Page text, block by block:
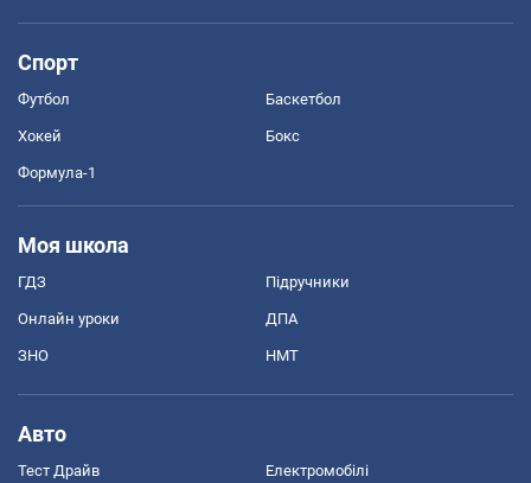
Спорт
Футбол Баскетбол
Хокей Бокс
Формула-1
Моя школа
ГДЗ Підручники
Онлайн уроки ДПА
ЗНО НМТ
Авто
Тест Драйв Електромобілі